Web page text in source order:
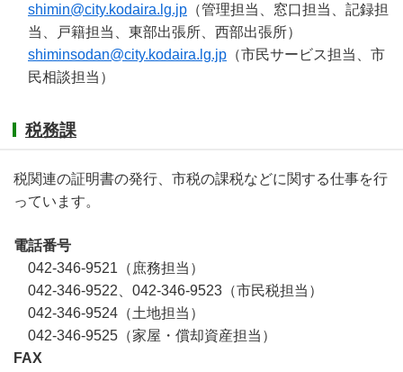
shimin@city.kodaira.lg.jp （管理担当、窓口担当、記録担
当、戸籍担当、東部出張所、西部出張所）
shiminsodan@city.kodaira.lg.jp （市民サービス担当、市
民相談担当）
税務課
税関連の証明書の発行、市税の課税などに関する仕事を行
っています。
電話番号
042-346-9521（庶務担当）
042-346-9522、042-346-9523（市民税担当）
042-346-9524（土地担当）
042-346-9525（家屋・償却資産担当）
FAX